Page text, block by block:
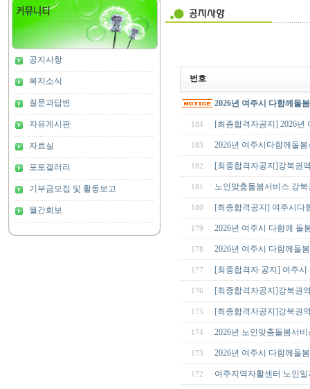
공지사항
복지소식
질문과답변
자유게시판
자료실
포토갤러리
기부금모집 및 활동보고
월간회보
번호
2026년 여주시 다함께돌
184 [최종합격자공지] 2026
183 2026년 여주시다함께돌
182 [최종합격자공지]강북권
181 노인맞춤돌봄서비스 강
180 [최종합격공지] 여주시
179 2026년 여주시 다함께 돌
178 2026년 여주시 다함께돌
177 [최종합격자 공지] 여주
176 [최종합격자공지]강북권
175 [최종합격자공지]강북권
174 2026년 노인맞춤돌봄서
173 2026년 여주시 다함께돌
172 여주지역자활센터 노인